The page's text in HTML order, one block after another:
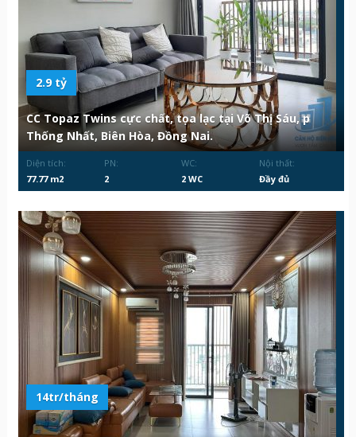
2.9 tỷ
CC Topaz Twins cực chất, tọa lạc tại Võ Thị Sáu, p
Thống Nhất, Biên Hòa, Đồng Nai.
Diện tích:
77.77 m2
PN:
2
WC:
2 WC
Nội thất:
Đầy đủ
14tr/tháng